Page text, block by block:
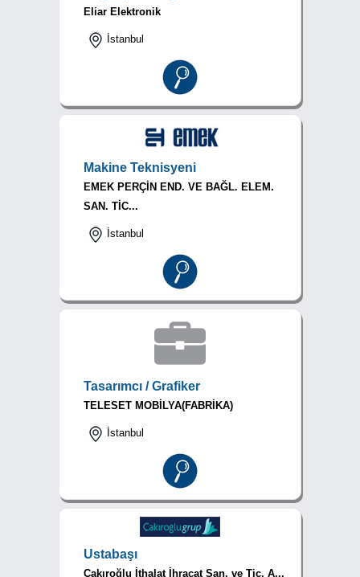
Eliar Elektronik
İstanbul
Makine Teknisyeni
EMEK PERÇİN END. VE BAĞL. ELEM.
SAN. TİC...
İstanbul
Tasarımcı / Grafiker
TELESET MOBİLYA(FABRİKA)
İstanbul
Ustabaşı
Çakıroğlu İthalat İhracat San. ve Tic. A...